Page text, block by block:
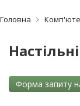
Головна
Форма запиту